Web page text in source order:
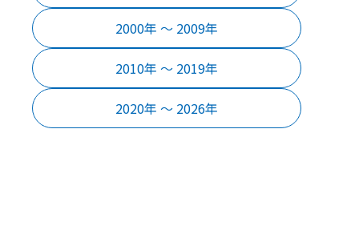
2000年 〜 2009年
2010年 〜 2019年
2020年 〜 2026年